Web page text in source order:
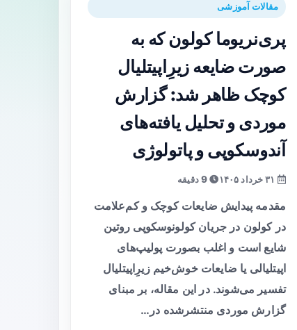
مقالات آموزشی
پری‌نریوما کولون که به
صورت ضایعه زیرِ‌اپیتلیال
کوچک ظاهر شد: گزارش
موردی و تحلیل یافته‌های
آندوسکوپی و پاتولوژی
9 دقیقه
مقدمه پیدایش ضایعات کوچک و کم‌علامت
در کولون در جریان کولونوسکوپی روتین
شایع است و اغلب بصورت پولیپ‌های
اپیتلیالی یا ضایعات خوش‌خیم زیرِ‌اپیتلیال
تفسیر می‌شوند. در این مقاله، بر مبنای
گزارش موردی منتشرشده در…